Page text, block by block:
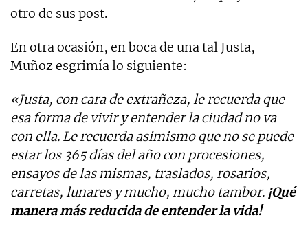
otro de sus post.
En otra ocasión, en boca de una tal Justa,
Muñoz esgrimía lo siguiente:
«Justa, con cara de extrañeza, le recuerda que
esa forma de vivir y entender la ciudad no va
con ella. Le recuerda asimismo que no se puede
estar los 365 días del año con procesiones,
ensayos de las mismas, traslados, rosarios,
carretas, lunares y mucho, mucho tambor. ¡Qué
manera más reducida de entender la vida!